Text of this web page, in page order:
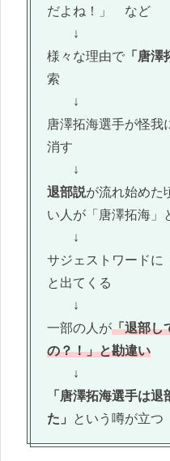
だよね！」 など
↓
様々な理由で 「唐
索
↓
唐澤拓海選手が怪我
消す
↓
退部説が流れ始めた
い人が「唐澤拓海」
↓
サジェストワードに
と出てくる
↓
一部の人が「退部し
の？！」と勘違い
↓
「唐澤拓海選手は
た」
という噂が立つ